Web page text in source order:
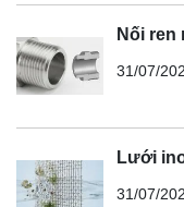
Nối ren
31/07/
Lưới
31/07/